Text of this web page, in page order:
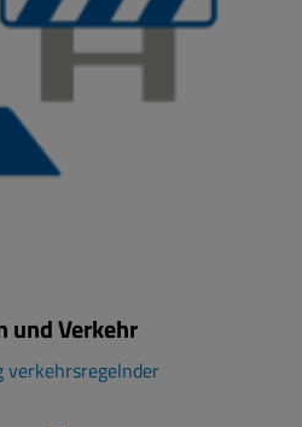
und Verkehr